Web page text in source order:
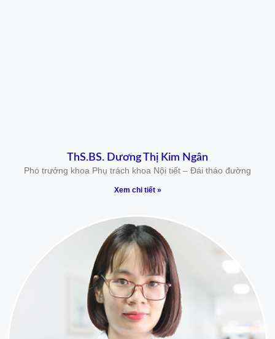
ThS.BS. Dương Thị Kim Ngân
Phó trưởng khoa Phụ trách khoa Nội tiết – Đái tháo đường
Xem chi tiết »